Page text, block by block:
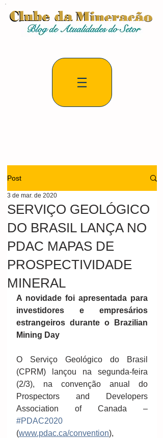
Post
SERVIÇO GEOLÓGICO
DO BRASIL LANÇA NO
PDAC MAPAS DE
PROSPECTIVIDADE
MINERAL
3 de mar. de 2020
A novidade foi apresentada para
investidores e empresários
estrangeiros durante o Brazilian
Mining Day
O Serviço Geológico do Brasil
(CPRM) lançou na segunda-feira
(2/3), na convenção anual do
Prospectors and Developers
#PDAC2020
(www.pdac.ca/convention),